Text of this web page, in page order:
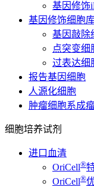
基因修饰
基因修饰细胞
基因敲除
点突变细
过表达细
报告基因细胞
人源化细胞
肿瘤细胞系成
细胞培养试剂
进口血清
OriCell®
OriCell®